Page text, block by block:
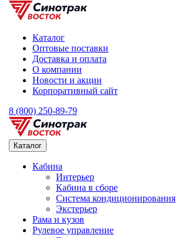
Каталог
Оптовые поставки
Доставка и оплата
О компании
Новости и акции
Корпоративный сайт
8 (800) 250-89-79
Каталог
Кабина
Интерьер
Кабина в сборе
Система кондиционирования
Экстерьер
Рама и кузов
Рулевое управление